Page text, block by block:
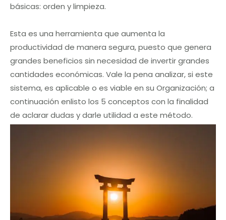
básicas: orden y limpieza.
Esta es una herramienta que aumenta la
productividad de manera segura, puesto que genera
grandes beneficios sin necesidad de invertir grandes
cantidades económicas. Vale la pena analizar, si este
sistema, es aplicable o es viable en su Organización; a
continuación enlisto los 5 conceptos con la finalidad
de aclarar dudas y darle utilidad a este método.